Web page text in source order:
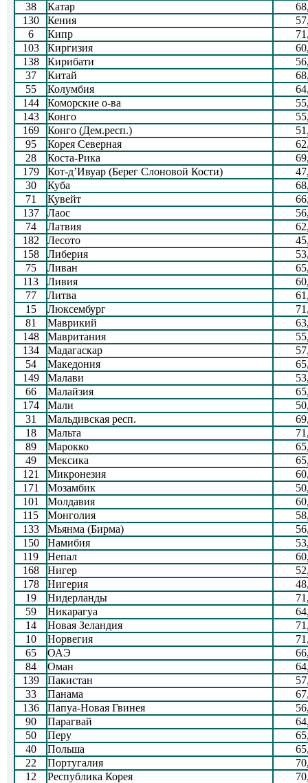
38
Катар
130
Кения
6
Кипр
103
Киргизия
138
Кирибати
37
Китай
55
Колумбия
144
Коморские о-ва
143
Конго
169
Конго (Дем.респ.)
95
Корея Северная
28
Коста-Рика
179
Кот-д’Ивуар (Берег Слоновой Кости)
30
Куба
71
Кувейт
137
Лаос
74
Латвия
182
Лесото
158
Либерия
75
Ливан
113
Ливия
77
Литва
15
Люксембург
81
Маврикий
148
Мавритания
134
Мадагаскар
54
Македония
149
Малави
66
Малайзия
174
Мали
31
Мальдивская респ.
18
Мальта
89
Марокко
49
Мексика
121
Микронезия
171
Мозамбик
101
Молдавия
115
Монголия
133
Мьянма (Бирма)
150
Намибия
119
Непал
168
Нигер
178
Нигерия
19
Нидерланды
59
Никарагуа
14
Новая Зеландия
10
Норвегия
65
ОАЭ
84
Оман
139
Пакистан
33
Панама
136
Папуа-Новая Гвинея
90
Парагвай
50
Перу
40
Польша
22
Португалия
12
Республика Корея